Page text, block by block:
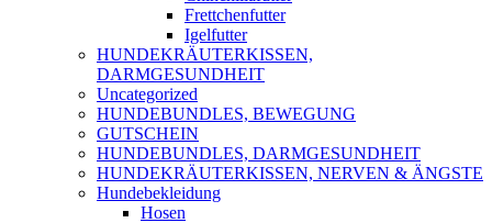
Frettchenfutter
Igelfutter
HUNDEKRÄUTERKISSEN,
DARMGESUNDHEIT
Uncategorized
HUNDEBUNDLES, BEWEGUNG
GUTSCHEIN
HUNDEBUNDLES, DARMGESUNDHEIT
HUNDEKRÄUTERKISSEN, NERVEN & ÄNGSTE
Hundebekleidung
Hosen